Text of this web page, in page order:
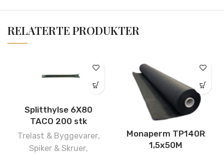
RELATERTE PRODUKTER
Splitthylse 6X80
TACO 200 stk
Trelast & Byggevarer,
Spiker & Skruer,
Monaperm TP140R
1,5x50M